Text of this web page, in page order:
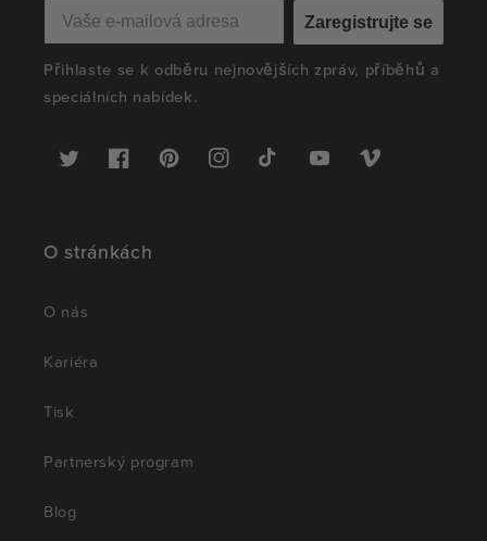
Zaregistrujte se
Přihlaste se k odběru nejnovějších zpráv, příběhů a
speciálních nabídek.
Twitter FacebookPinterestInstagramTikTok YouTubeVimeo
O stránkách
O nás
Kariéra
Tisk
Partnerský program
Blog